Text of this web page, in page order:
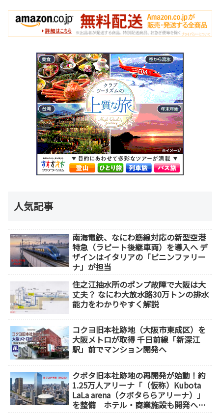
人気記事
南海電鉄、なにわ筋線対応の新型空港
特急（ラピート後継車両）を導入へ デ
ザインはイタリアの「ピニンファリー
ナ」が担当
住之江抽水所のポンプ故障で大阪は大
丈夫？ なにわ大放水路30万トンの排水
能力をわかりやすく解説
コクヨ旧本社跡地（大阪市東成区）を
大阪メトロが取得 千日前線「新深江
駅」前でマンション開発へ
クボタ旧本社跡地の再開発が始動！約
1.25万人アリーナ「（仮称）Kubota
LaLa arena（クボタららアリーナ）」
を整備 ホテル・商業施設も開発へ